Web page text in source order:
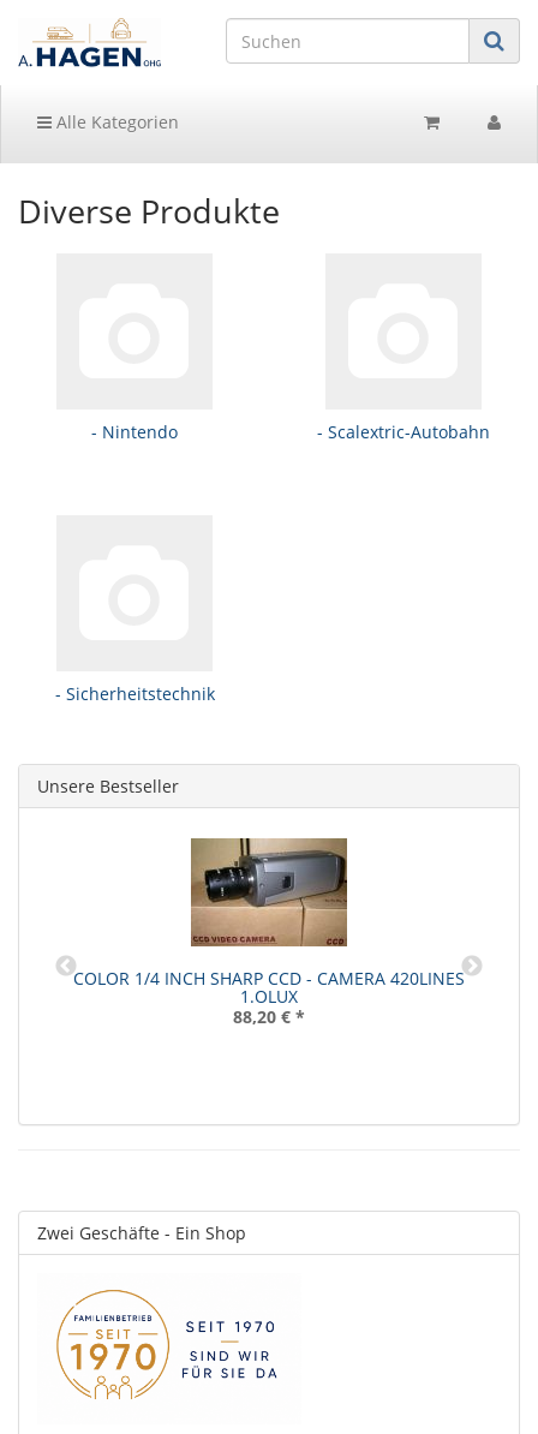
Alle Kategorien
Diverse Produkte
- Nintendo - Scalextric-Autobahn
- Sicherheitstechnik
Unsere Bestseller
COLOR 1/4 INCH SHARP CCD - CAMERA 420LINES
1.OLUX
88,20 € *
Zwei Geschäfte - Ein Shop